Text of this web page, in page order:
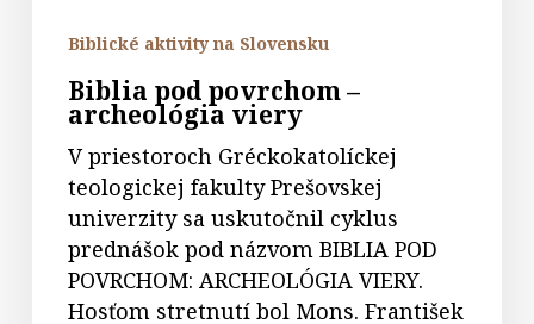
Biblické aktivity na Slovensku
Biblia pod povrchom –
archeológia viery
V priestoroch Gréckokatolíckej
teologickej fakulty Prešovskej
univerzity sa uskutočnil cyklus
prednášok pod názvom BIBLIA POD
POVRCHOM: ARCHEOLÓGIA VIERY.
Hosťom stretnutí bol Mons. František